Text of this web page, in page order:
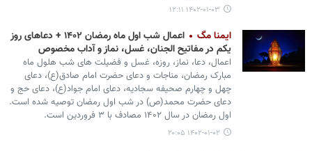
۱۴۰۲-۰۱-۰۳ ۱۲:۱۱
ایمنا مگ
اعمال شب اول ماه رمضان ۱۴۰۲ + دعاهای روز
یکم در مفاتیح الجنان، غسل، نماز و آداب مخصوص
اعمال، دعا، نماز، روزه، غسل و فضیلت های شب هلول ماه
مبارک رمضان، مناجات و دعای حضرت امام صادق(ع)، دعای
چهل و چهارم صحیفه سجادیه، دعای امام جواد(ع)، دعای حج و
دعای حضرت محمد(ص) در شب اول رمضان توصیه شده است.
اول رمضان در سال ۱۴۰۲ مصادف با ۳ فروردین است.
۱۴۰۲-۰۱-۰۲ ۲۰:۰۵